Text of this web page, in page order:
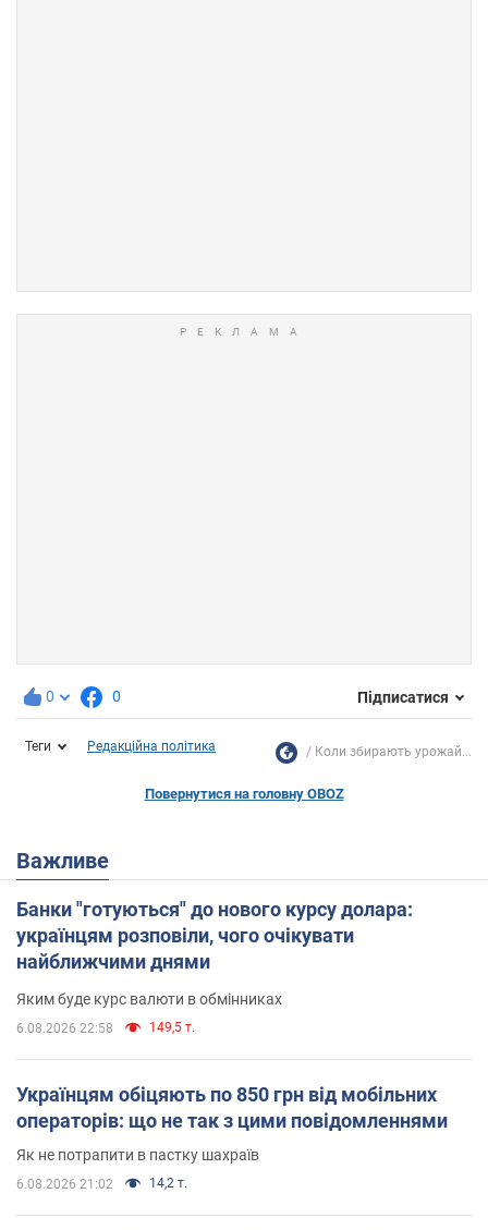
0 0 Підписатися
Теги Редакційна політика Коли збирають урожай...
Повернутися на головну OBOZ
Важливе
Банки "готуються" до нового курсу долара:
українцям розповіли, чого очікувати
найближчими днями
Яким буде курс валюти в обмінниках
6.08.2026 22:58 149,5 т.
Українцям обіцяють по 850 грн від мобільних
операторів: що не так з цими повідомленнями
Як не потрапити в пастку шахраїв
6.08.2026 21:02 14,2 т.